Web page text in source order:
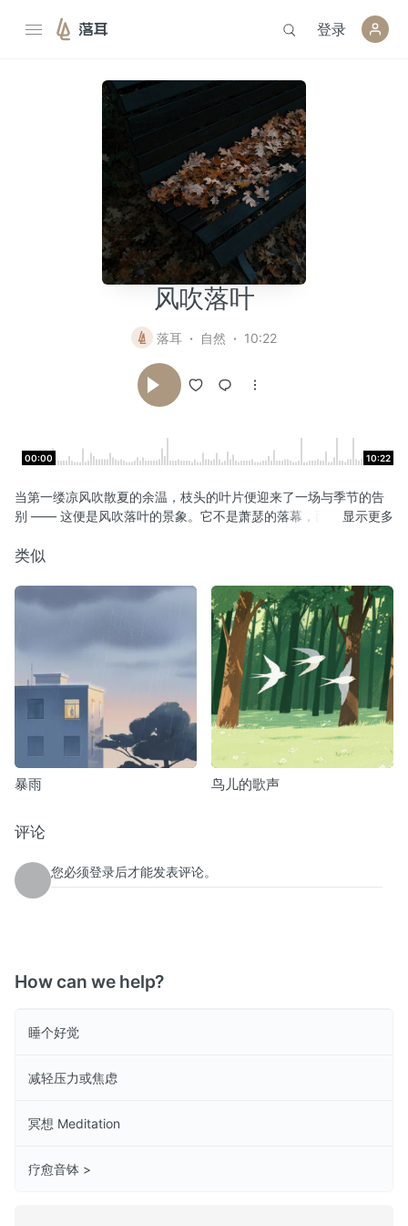
落耳 登录
风吹落叶
落耳 自然 10:22
00:00 10:22
当第一缕凉风吹散夏的余温，枝头的叶片便迎来了一场与季节的告
别 —— 这便是风吹落叶的景象。它不是萧瑟的落幕，而是自然轮回
显示更多
类似
暴雨 鸟儿的歌声
评论
您必须登录后才能发表评论。
How can we help?
睡个好觉
减轻压力或焦虑
冥想 Meditation
疗愈音钵 >